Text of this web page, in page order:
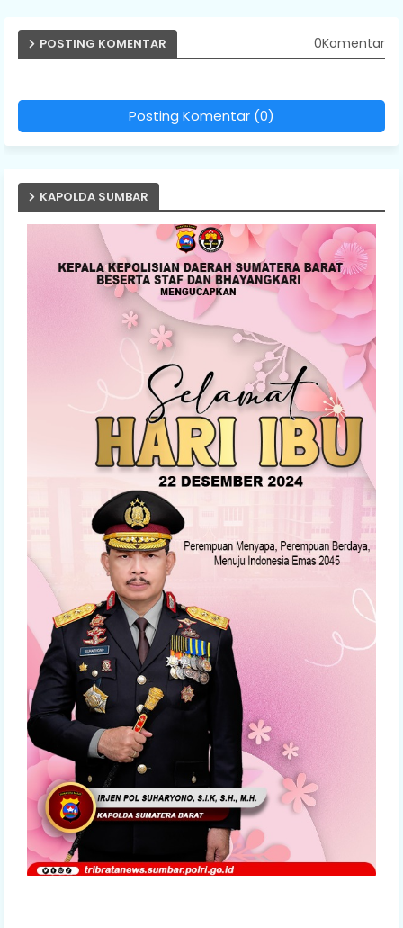
POSTING KOMENTAR 0Komentar
Posting Komentar (0)
KAPOLDA SUMBAR